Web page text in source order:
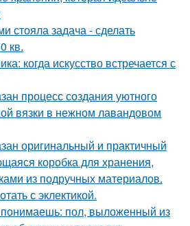
стояла задача - сделать
кв.
когда искусство встречается с
процесс создания уютного
вязки в нежном лавандовом
оригинальный и практичный
коробка для хранения,
из подручных материалов.
с эклектикой.
понимаешь: пол, выложенный из